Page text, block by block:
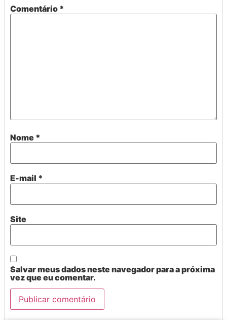
Comentário *
Nome *
E-mail *
Site
Salvar meus dados neste navegador para a próxima
vez que eu comentar.